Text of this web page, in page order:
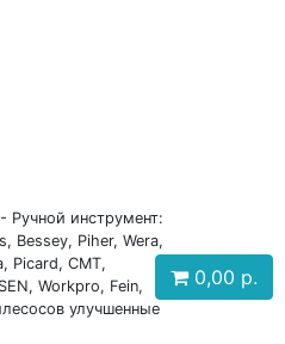
инструмент:
Bessey, Piher, Wera,
Picard, CMT,
Workpro, Fein,
улучшенные
0,00 р.